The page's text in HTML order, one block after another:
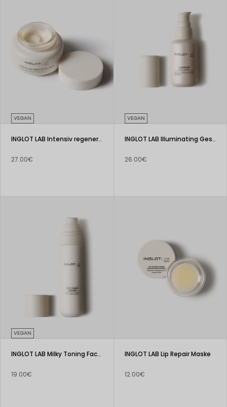
VEGAN
INGLOT LAB Intensiv regenerierende Gesichtscreme
27.00€
VEGAN
INGLOT LAB Illuminating Gesicht Serum
26.00€
VEGAN
INGLOT LAB Milky Toning Face Mist
19.00€
INGLOT LAB Lip Repair Maske
12.00€